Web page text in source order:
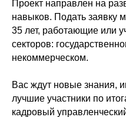
Проект направлен на
навыков. Подать заявку
35 лет, работающие или
секторов:
некоммерческом.
Вас ждут новые знания,
лучшие участники по
кадровый